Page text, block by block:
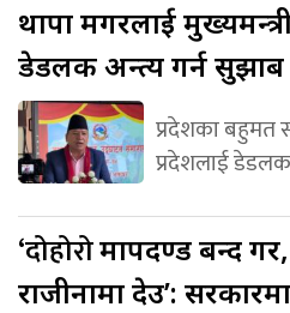
थापा मगरलाई
डेडलक अन्त्य गर्न सुझाब
प्रदेशका बहुमत
प्रदेशलाई
‘दोहोरोमापदण्ड बन्द
राजीनामा देउ’: